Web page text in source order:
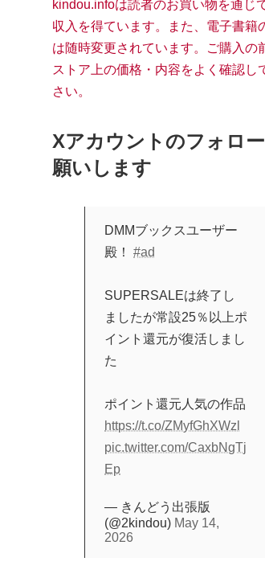
kindou.infoは読者のお買い物を通じ
収入を得ています。また、電子書籍
は随時変更されています。ご購入の
ストア上の価格・内容をよく確認し
さい。
Xアカウントのフォロ
願いします
DMMブックスユーザー
殿！#ad
SUPERSALEは終了し
ましたが常設25％以上ポ
イント還元が復活しまし
た
ポイント還元人気の作品
https://t.co/ZMyfGhXWzl
pic.twitter.com/CaxbNgTj
Ep
— きんどう出張版
(@2kindou) May 14,
2026